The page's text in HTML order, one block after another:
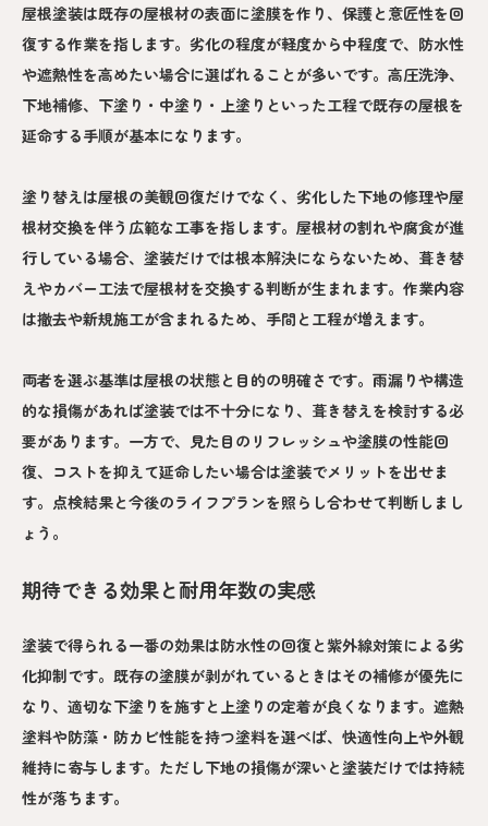
屋根塗装は既存の屋根材の表面に塗膜を作り、保護と意匠性を回
復する作業を指します。劣化の程度が軽度から中程度で、防水性
や遮熱性を高めたい場合に選ばれることが多いです。高圧洗浄、
下地補修、下塗り・中塗り・上塗りといった工程で既存の屋根を
延命する手順が基本になります。
塗り替えは屋根の美観回復だけでなく、劣化した下地の修理や屋
根材交換を伴う広範な工事を指します。屋根材の割れや腐食が進
行している場合、塗装だけでは根本解決にならないため、葺き替
えやカバー工法で屋根材を交換する判断が生まれます。作業内容
は撤去や新規施工が含まれるため、手間と工程が増えます。
両者を選ぶ基準は屋根の状態と目的の明確さです。雨漏りや構造
的な損傷があれば塗装では不十分になり、葺き替えを検討する必
要があります。一方で、見た目のリフレッシュや塗膜の性能回
復、コストを抑えて延命したい場合は塗装でメリットを出せま
す。点検結果と今後のライフプランを照らし合わせて判断しまし
ょう。
期待できる効果と耐用年数の実感
塗装で得られる一番の効果は防水性の回復と紫外線対策による劣
化抑制です。既存の塗膜が剥がれているときはその補修が優先に
なり、適切な下塗りを施すと上塗りの定着が良くなります。遮熱
塗料や防藻・防カビ性能を持つ塗料を選べば、快適性向上や外観
維持に寄与します。ただし下地の損傷が深いと塗装だけでは持続
性が落ちます。